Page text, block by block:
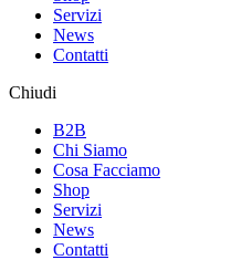
Servizi
News
Contatti
Chiudi
B2B
Chi Siamo
Cosa Facciamo
Shop
Servizi
News
Contatti